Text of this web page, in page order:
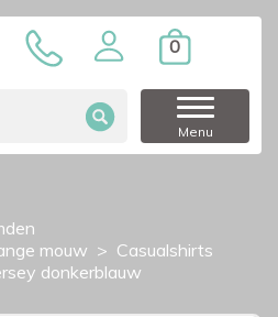
0
Menu
mouw
Casualshirts
donkerblauw